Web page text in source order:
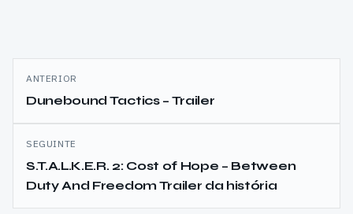
Navegação
de
artigos
ANTERIOR
Dunebound Tactics – Trailer
SEGUINTE
S.T.A.L.K.E.R. 2: Cost of Hope – Between
Duty And Freedom Trailer da história